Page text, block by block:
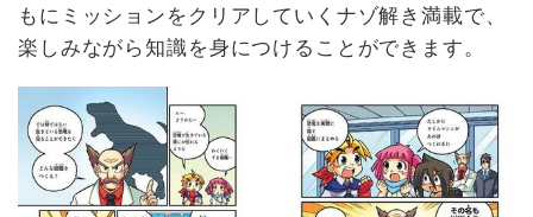
もにミッションをクリアしていくナゾ解き満載で、
楽しみながら知識を身につけることができます。